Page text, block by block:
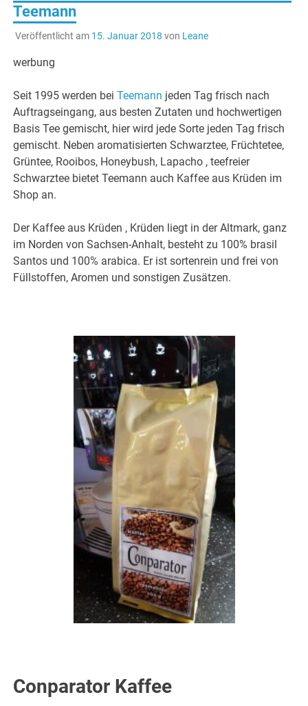
Teemann
Veröffentlicht am 15. Januar 2018 von Leane
werbung
Seit 1995 werden beiTeemann jeden Tag frisch nach
Auftragseingang, aus besten Zutaten und hochwertigen
Basis Tee gemischt, hier wird jede Sorte jeden Tag frisch
gemischt. Neben aromatisierten Schwarztee, Früchtetee,
Grüntee, Rooibos, Honeybush, Lapacho , teefreier
Schwarztee bietet Teemann auch Kaffee aus Krüden im
Shop an.
Der Kaffee aus Krüden , Krüden liegt in der Altmark, ganz
im Norden von Sachsen-Anhalt, besteht zu 100% brasil
Santos und 100% arabica. Er ist sortenrein und frei von
Füllstoffen, Aromen und sonstigen Zusätzen.
Conparator Kaffee